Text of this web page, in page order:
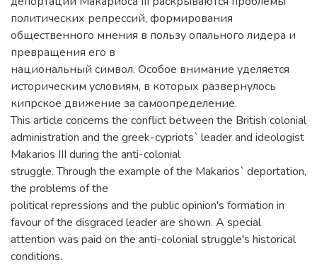
политических репрессий, формирования
общественного мнения в пользу опального лидера и
превращения его в
национальный символ. Особое внимание уделяется
историческим условиям, в которых развернулось
кипрское движение за самоопределение.
This article concerns the conflict between the British colonial
administration and the greek-cypriots` leader and ideologist
Makarios III during the anti-colonial
struggle. Through the example of the Makarios` deportation,
the problems of the
political repressions and the public opinion's formation in
favour of the disgraced leader are shown. A special
attention was paid on the anti-colonial struggle's historical
conditions.